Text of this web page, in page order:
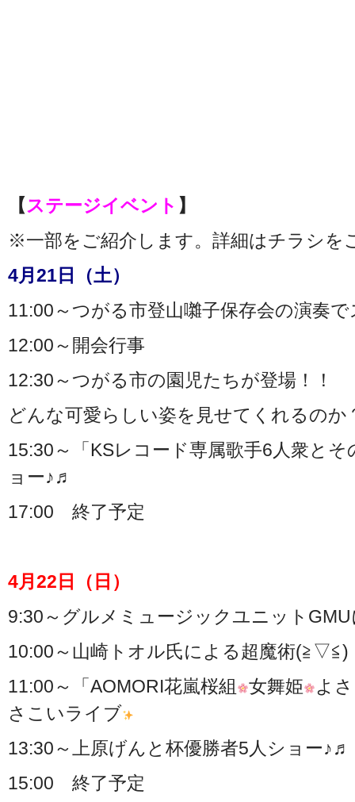
【ステージイベント 】
※一部をご紹介します。詳細はチラシを
4月21日（土）
11:00～つがる市登山囃子保存会の演奏
12:00～開会行事
12:30～つがる市の園児たちが登場！！
どんな可愛らしい姿を見せてくれるのか
15:30～「KSレコード専属歌手6人衆と
ョー♪♬
17:00 終了予定
4月22日（日）
9:30～グルメミュージックユニット
10:00～山崎トオル氏による超魔術(≧▽≦)
11:00～「AOMORI花嵐桜組
女舞姫
よ
さこいライブ
13:30～上原げんと杯優勝者5人ショー♪♬
15:00 終了予定